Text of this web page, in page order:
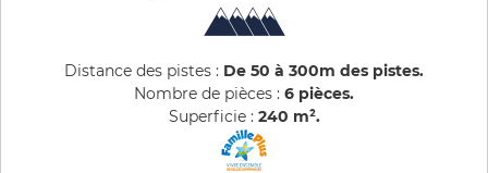
Distance des pistes : De 50 à 300m des pistes
Nombre de pièces : 6 pièces
Superficie : 240 m²